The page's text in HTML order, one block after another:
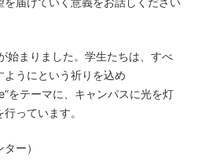
始まりました。学生たちは、すべ
うにという祈りを込め
をテーマに、キャンパスに光を灯
っています。
ー）